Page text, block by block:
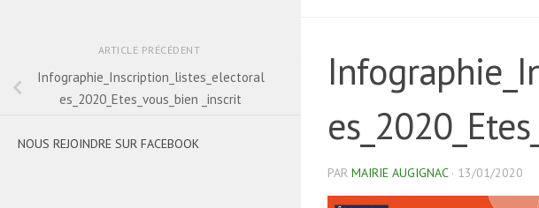
PAR MAIRIE AUGIGNAC · 13/01/2020
ARTICLE PRÉCÉDENT
Infographie_Inscription_listes_electoral
es_2020_Etes_vous_bien _inscrit
NOUS REJOINDRE SUR FACEBOOK